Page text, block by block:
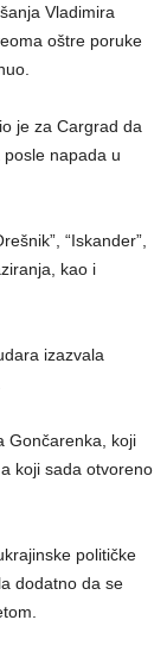
Vladimira
oštre poruke
je za Cargrad da
napada u
“Iskander”,
kao i
izazvala
Gončarenka, koji
koji sada otvoreno
političke
dodatno da se